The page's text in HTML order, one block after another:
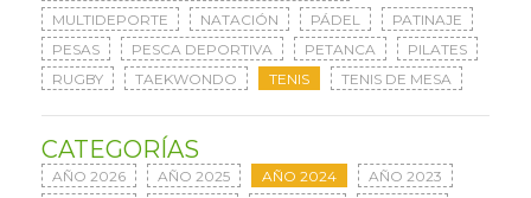
MULTIDEPORTE
NATACIÓN PÁDEL
PATINAJE
PESAS
PESCA DEPORTIVA PETANCA
PILATES
RUGBY
TAEKWONDO TENIS TENIS DE MESA
CATEGORÍAS
AÑO 2026 AÑO 2025 AÑO 2024
AÑO 2023